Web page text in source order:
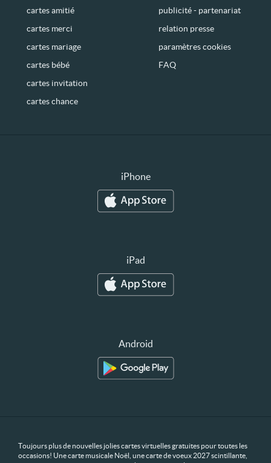
cartes amitié
cartes merci
cartes mariage
cartes bébé
cartes invitation
cartes chance
publicité - partenariat
relation presse
paramètres cookies
FAQ
iPhone
iPad
Android
Toujours plus de nouvelles jolies cartes virtuelles gratuites pour toutes les
occasions! Une carte musicale Noël, une carte de voeux 2027 scintillante,